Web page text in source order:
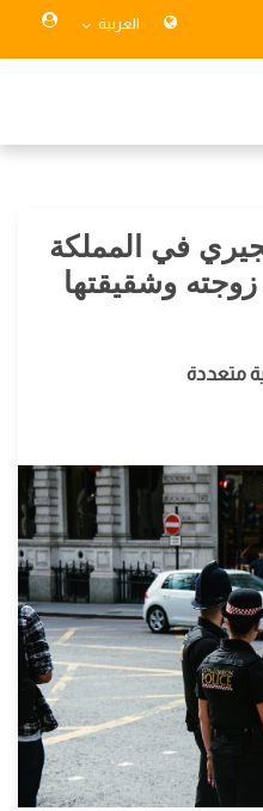
العربية
في المملكة
وشقيقتها
متعددة